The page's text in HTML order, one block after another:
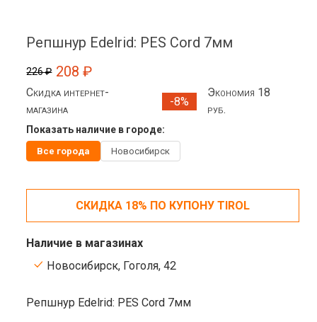
Репшнур Edelrid: PES Cord 7мм
226 ₽ 208 ₽
Скидка интернет-
магазина
-8%
Экономия 18
руб.
Показать наличие в городе:
Все города Новосибирск
СКИДКА 18% ПО КУПОНУ TIROL
Наличие в магазинах
Новосибирск, Гоголя, 42
Репшнур Edelrid: PES Cord 7мм